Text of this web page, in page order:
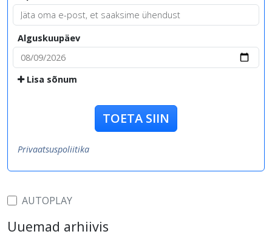
Alguskuupäev
Lisa sõnum
TOETA SIIN
Privaatsuspoliitika
AUTOPLAY
Uuemad arhiivis